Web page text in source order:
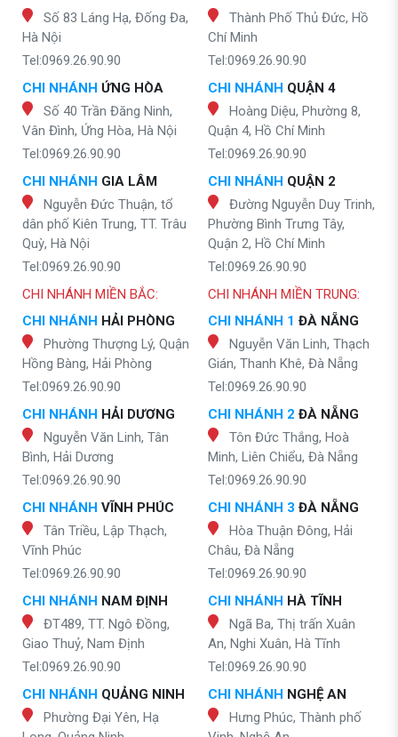
Số 83 Láng Hạ, Đống Đa,
Hà Nội
Tel:0969.26.90.90
CHI NHÁNH ỨNG HÒA
Số 40 Trần Đăng Ninh,
Vân Đình, Ứng Hòa, Hà Nội
Tel:0969.26.90.90
CHI NHÁNH GIA LÂM
Nguyễn Đức Thuận, tổ
dân phố Kiên Trung, TT. Trâu
Quỳ, Hà Nội
Tel:0969.26.90.90
Thành Phố Thủ Đức, Hồ
Chí Minh
Tel:0969.26.90.90
CHI NHÁNH QUẬN 4
Hoàng Diệu, Phường 8,
Quận 4, Hồ Chí Minh
Tel:0969.26.90.90
CHI NHÁNH QUẬN 2
Đường Nguyễn Duy Trinh,
Phường Bình Trưng Tây,
Quận 2, Hồ Chí Minh
Tel:0969.26.90.90
CHI NHÁNH MIỀN BẮC:
CHI NHÁNH HẢI PHÒNG
Phường Thượng Lý, Quận
Hồng Bàng, Hải Phòng
Tel:0969.26.90.90
CHI NHÁNH HẢI DƯƠNG
Nguyễn Văn Linh, Tân
Bình, Hải Dương
Tel:0969.26.90.90
CHI NHÁNH VĨNH PHÚC
Tân Triều, Lập Thạch,
Vĩnh Phúc
Tel:0969.26.90.90
CHI NHÁNH NAM ĐỊNH
ĐT489, TT. Ngô Đồng,
Giao Thuỷ, Nam Định
Tel:0969.26.90.90
CHI NHÁNH QUẢNG NINH
Phường Đại Yên, Hạ
CHI NHÁNH MIỀN TRUNG:
CHI NHÁNH 1 ĐÀ NẴNG
Nguyễn Văn Linh, Thạch
Gián, Thanh Khê, Đà Nẵng
Tel:0969.26.90.90
CHI NHÁNH 2 ĐÀ NẴNG
Tôn Đức Thắng, Hoà
Minh, Liên Chiểu, Đà Nẵng
Tel:0969.26.90.90
CHI NHÁNH 3 ĐÀ NẴNG
Hòa Thuận Đông, Hải
Châu, Đà Nẵng
Tel:0969.26.90.90
CHI NHÁNH HÀ TĨNH
Ngã Ba, Thị trấn Xuân
An, Nghi Xuân, Hà Tĩnh
Tel:0969.26.90.90
CHI NHÁNH NGHỆ AN
Hưng Phúc, Thành phố